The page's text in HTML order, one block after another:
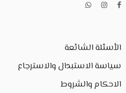
الأسئلة الشائعة
سياسة الاستبدال والاسترجاع
الاحكام والشروط